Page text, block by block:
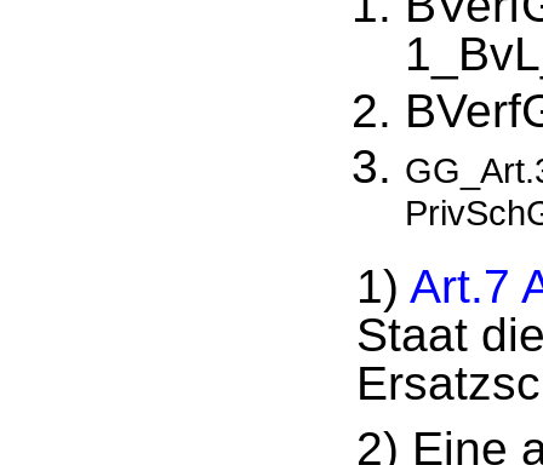
1) Art.7
Staat
2) Eine